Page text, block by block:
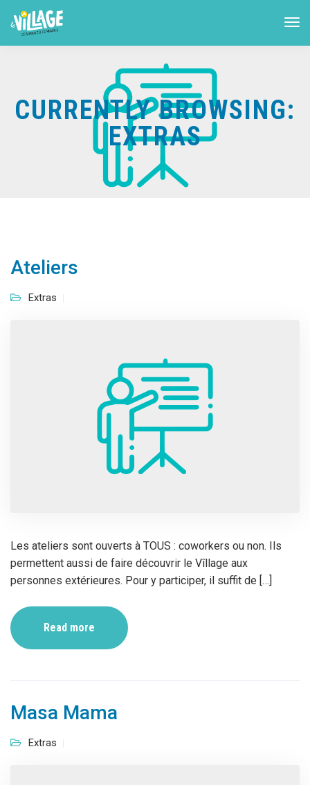
CURRENTLY BROWSING:
EXTRAS
Ateliers
Extras
Les ateliers sont ouverts à TOUS : coworkers ou non. Ils
permettent aussi de faire découvrir le Vîllage aux
personnes extérieures. Pour y participer, il suffit de […]
Read more
Masa Mama
Extras